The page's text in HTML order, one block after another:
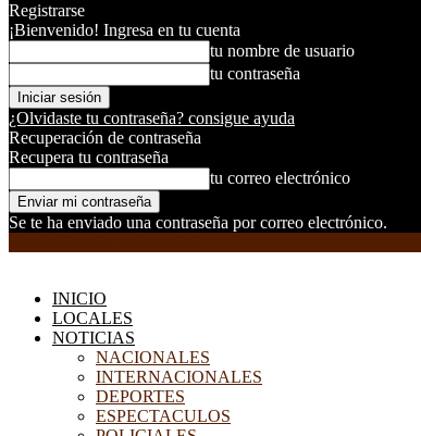
Registrarse
¡Bienvenido! Ingresa en tu cuenta
tu nombre de usuario
tu contraseña
¿Olvidaste tu contraseña? consigue ayuda
Recuperación de contraseña
Recupera tu contraseña
tu correo electrónico
Se te ha enviado una contraseña por correo electrónico.
INICIO
LOCALES
NOTICIAS
NACIONALES
INTERNACIONALES
DEPORTES
ESPECTACULOS